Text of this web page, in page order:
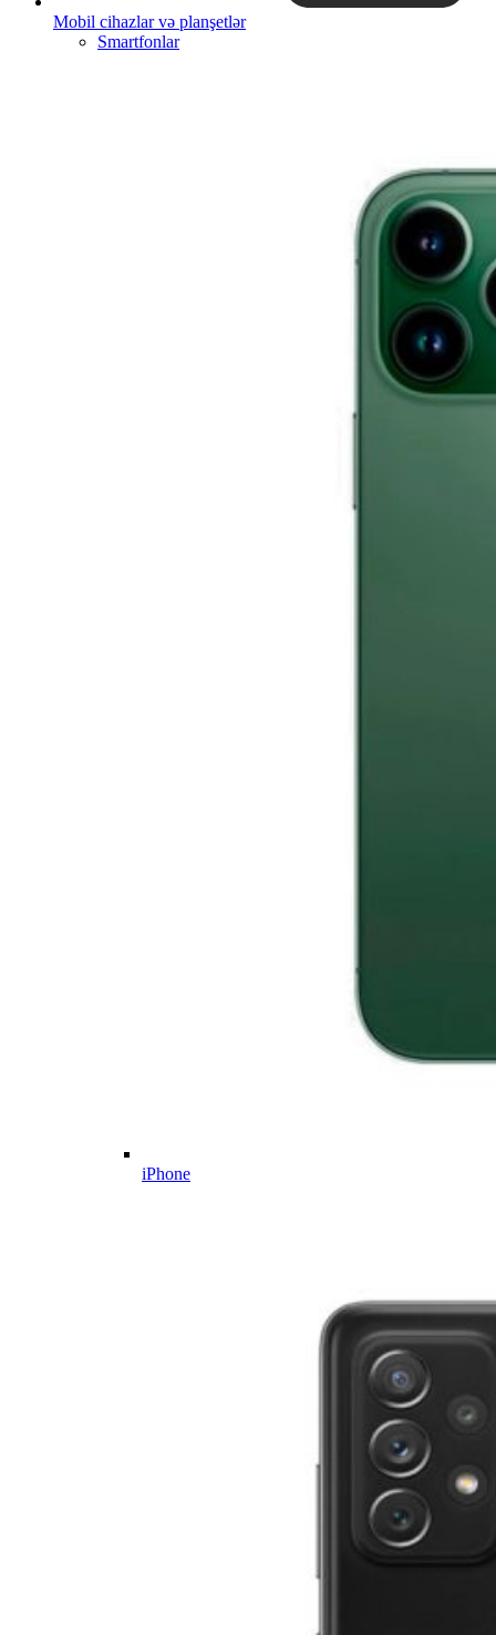
Mobil cihazlar və planşetlər
Smartfonlar
iPhone